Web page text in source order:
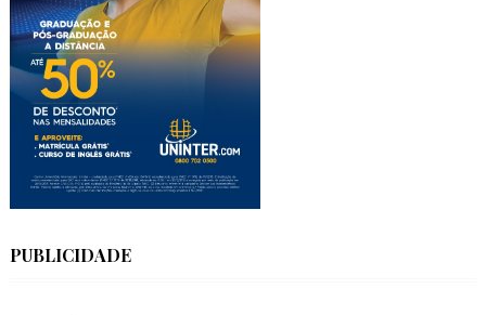
PUBLICIDADE